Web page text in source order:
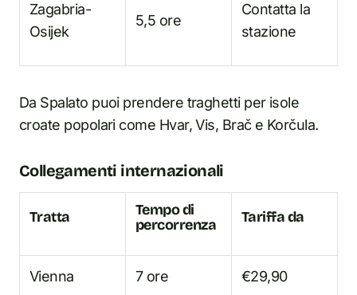
Zagabria-
Osijek
5,5 ore
Contatta la
stazione
Da Spalato puoi prendere traghetti per isole
croate popolari come Hvar, Vis, Brač e Korčula.
Collegamenti internazionali
Tratta
Tempo di
percorrenza
Tariffa da
Vienna 7 ore €29,90